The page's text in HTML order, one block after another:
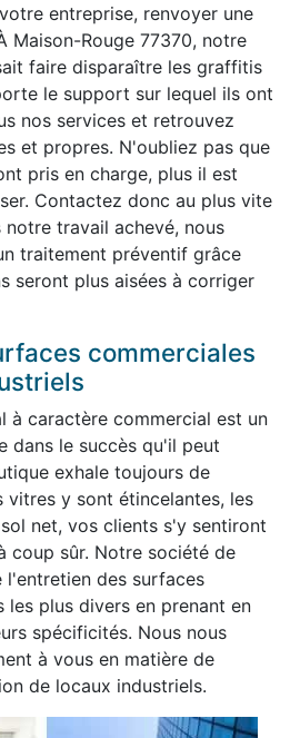
entreprise, renvoyer une
Maison-Rouge 77370, notre
faire disparaître les graffitis
le support sur lequel ils ont
nos services et retrouvez
et propres. N'oubliez pas que
pris en charge, plus il est
Contactez donc au plus vite
travail achevé, nous
traitement préventif grâce
seront plus aisées à corriger
commerciales
à caractère commercial est un
dans le succès qu'il peut
exhale toujours de
vitres y sont étincelantes, les
net, vos clients s'y sentiront
coup sûr. Notre société de
des surfaces
les plus divers en prenant en
spécificités. Nous nous
à vous en matière de
de locaux industriels.